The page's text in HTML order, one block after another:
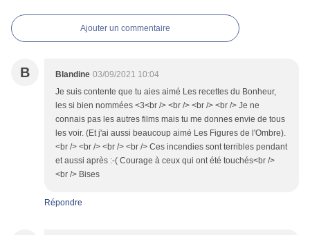
Ajouter un commentaire
B Blandine 03/09/2021 10:04
Je suis contente que tu aies aimé Les recettes du Bonheur,
les si bien nommées <3<br /> <br /> <br /> <br /> Je ne
connais pas les autres films mais tu me donnes envie de tous
les voir. (Et j'ai aussi beaucoup aimé Les Figures de l'Ombre).
<br /> <br /> <br /> <br /> Ces incendies sont terribles pendant
et aussi après :-( Courage à ceux qui ont été touchés<br />
<br /> Bises
Répondre